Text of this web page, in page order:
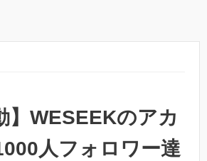
】WESEEKのアカ
人フォロワー達